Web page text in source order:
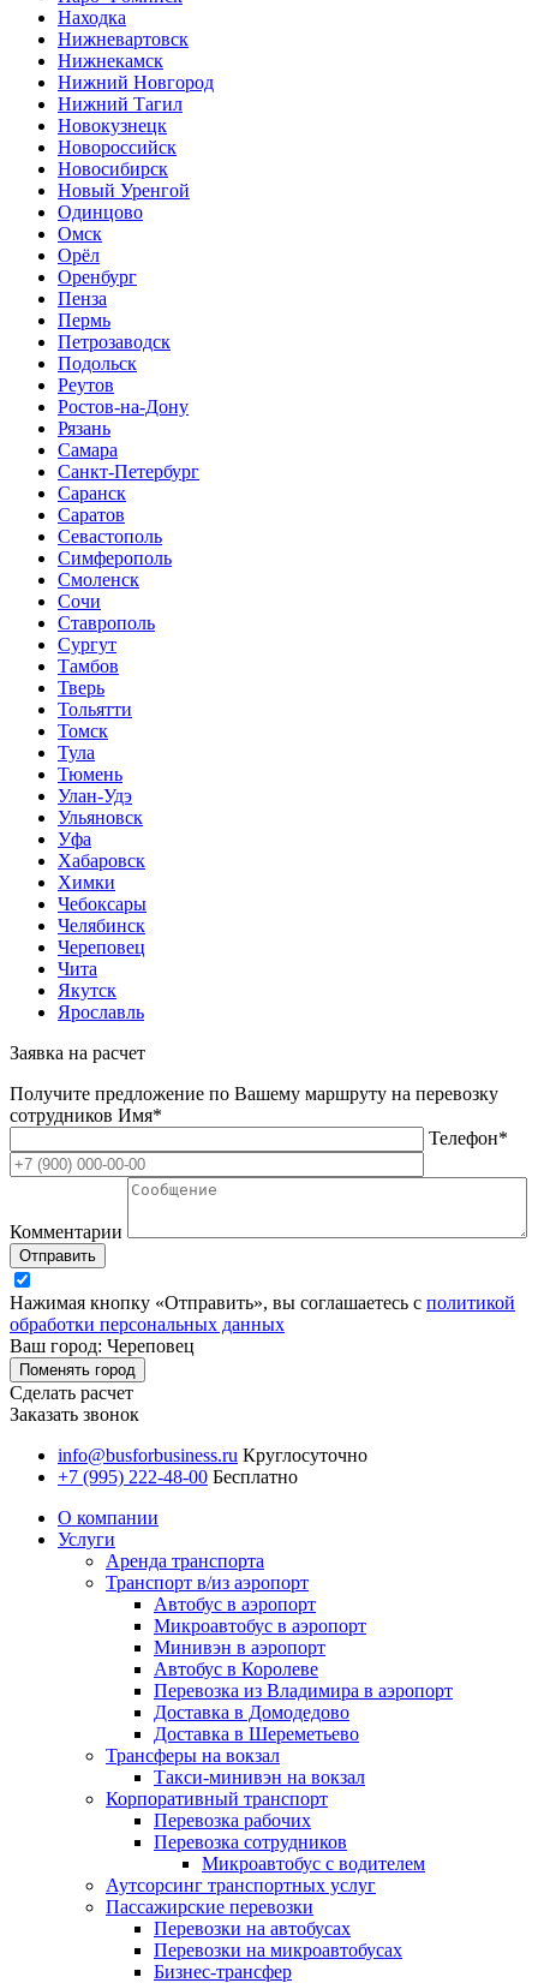
Находка
Нижневартовск
Нижнекамск
Нижний Новгород
Нижний Тагил
Новокузнецк
Новороссийск
Новосибирск
Новый Уренгой
Одинцово
Омск
Орёл
Оренбург
Пенза
Пермь
Петрозаводск
Подольск
Реутов
Ростов-на-Дону
Рязань
Самара
Санкт-Петербург
Саранск
Саратов
Севастополь
Симферополь
Смоленск
Сочи
Ставрополь
Сургут
Тамбов
Тверь
Тольятти
Томск
Тула
Тюмень
Улан-Удэ
Ульяновск
Уфа
Хабаровск
Химки
Чебоксары
Челябинск
Череповец
Чита
Якутск
Ярославль
Заявка на расчет
Получите предложение по Вашему маршруту на перевозку
сотрудников Имя*
Телефон*
Комментарии
Отправить
Нажимая кнопку «Отправить», вы соглашаетесь с политикой
обработки персональных данных
Ваш город: Череповец
Поменять город
Сделать расчет
Заказать звонок
info@busforbusiness.ru Круглосуточно
+7 (995) 222-48-00 Бесплатно
О компании
Услуги
Аренда транспорта
Транспорт в/из аэропорт
Автобус в аэропорт
Микроавтобус в аэропорт
Минивэн в аэропорт
Автобус в Королеве
Перевозка из Владимира в аэропорт
Доставка в Домодедово
Доставка в Шереметьево
Трансферы на вокзал
Такси-минивэн на вокзал
Корпоративный транспорт
Перевозка рабочих
Перевозка сотрудников
Микроавтобус с водителем
Аутсорсинг транспортных услуг
Пассажирские перевозки
Перевозки на автобусах
Перевозки на микроавтобусах
Бизнес-трансфер